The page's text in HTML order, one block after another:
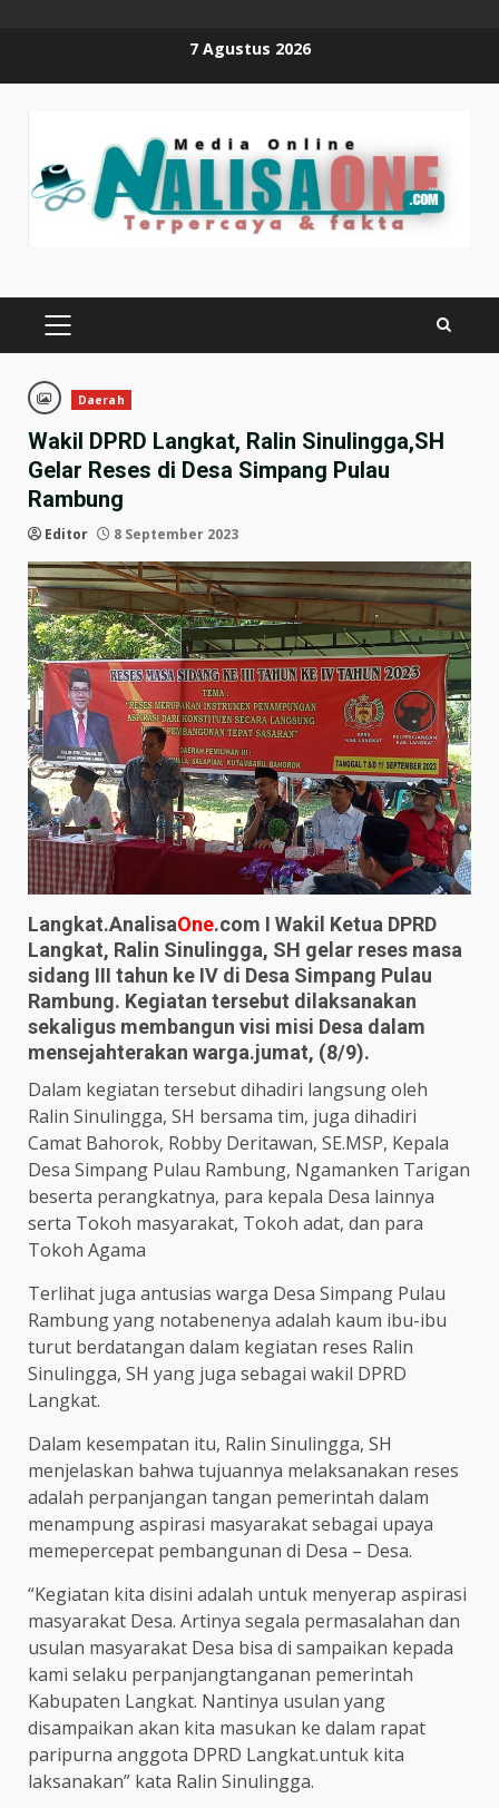
7 Agustus 2026
PRIMARY
Daerah
Wakil DPRD Langkat, Ralin Sinulingga,SH
Gelar Reses di Desa Simpang Pulau
Rambung
Editor 8 September 2023
Langkat.AnalisaOne.com I Wakil Ketua DPRD
Langkat, Ralin Sinulingga, SH gelar reses masa
sidang III tahun ke IV di Desa Simpang Pulau
Rambung. Kegiatan tersebut dilaksanakan
sekaligus membangun visi misi Desa dalam
mensejahterakan warga.jumat, (8/9).
Dalam kegiatan tersebut dihadiri langsung oleh
Ralin Sinulingga, SH bersama tim, juga dihadiri
Camat Bahorok, Robby Deritawan, SE.MSP, Kepala
Desa Simpang Pulau Rambung, Ngamanken Tarigan
beserta perangkatnya, para kepala Desa lainnya
serta Tokoh masyarakat, Tokoh adat, dan para
Tokoh Agama
Terlihat juga antusias warga Desa Simpang Pulau
Rambung yang notabenenya adalah kaum ibu-ibu
turut berdatangan dalam kegiatan reses Ralin
Sinulingga, SH yang juga sebagai wakil DPRD
Langkat.
Dalam kesempatan itu, Ralin Sinulingga, SH
menjelaskan bahwa tujuannya melaksanakan reses
adalah perpanjangan tangan pemerintah dalam
menampung aspirasi masyarakat sebagai upaya
memepercepat pembangunan di Desa – Desa.
“Kegiatan kita disini adalah untuk menyerap aspirasi
masyarakat Desa. Artinya segala permasalahan dan
usulan masyarakat Desa bisa di sampaikan kepada
kami selaku perpanjangtanganan pemerintah
Kabupaten Langkat. Nantinya usulan yang
disampaikan akan kita masukan ke dalam rapat
paripurna anggota DPRD Langkat.untuk kita
laksanakan” kata Ralin Sinulingga.